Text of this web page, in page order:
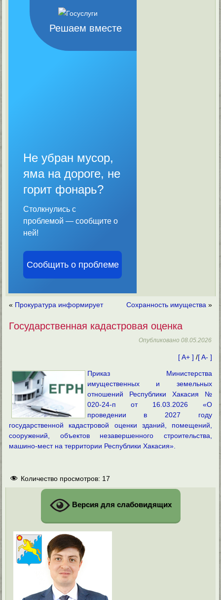
Решаем вместе
Не убран мусор,
яма на дороге, не
горит фонарь?
Столкнулись с
проблемой — сообщите о
ней!
Сообщить о проблеме
« Прокуратура информирует Сохранность имущества »
Государственная кадастровая оценка
Опубликовано 08.05.2026
[ A+ ] /[ A- ]
Приказ Министерства
имущественных и земельных
отношений Республики Хакасия №
020-24-п от 16.03.2026 «О
проведении в 2027 году
государственной кадастровой оценки зданий, помещений,
сооружений, объектов незавершенного строительства,
машино-мест на территории Республики Хакасия».
Количество просмотров: 17
Версия для слабовидящих